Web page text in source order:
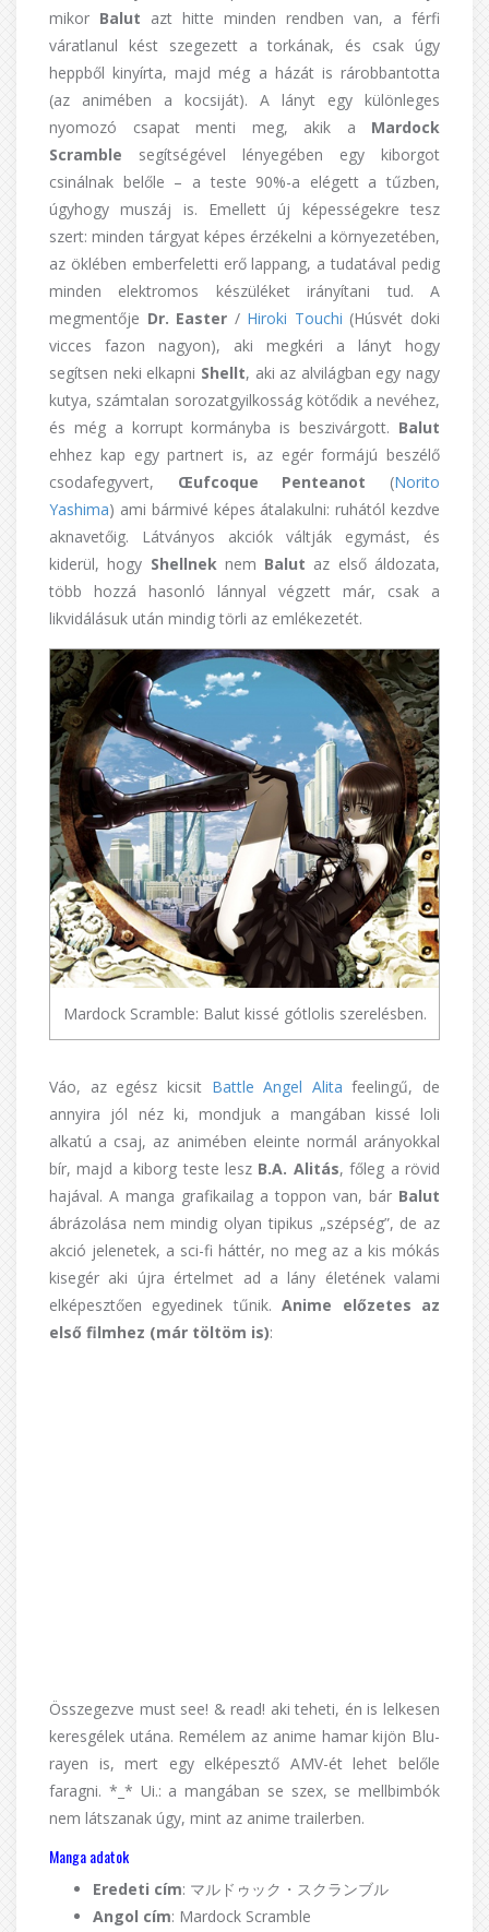
mikor Balut azt hitte minden rendben van, a férfi
váratlanul kést szegezett a torkának, és csak úgy
heppből kinyírta, majd még a házát is rárobbantotta
(az animében a kocsiját). A lányt egy különleges
nyomozó csapat menti meg, akik a Mardock
Scramble segítségével lényegében egy kiborgot
csinálnak belőle – a teste 90%-a elégett a tűzben,
úgyhogy muszáj is. Emellett új képességekre tesz
szert: minden tárgyat képes érzékelni a környezetében,
az öklében emberfeletti erő lappang, a tudatával pedig
minden elektromos készüléket irányítani tud. A
megmentője Dr. Easter / Hiroki Touchi (Húsvét doki
vicces fazon nagyon), aki megkéri a lányt hogy
segítsen neki elkapni Shellt, aki az alvilágban egy nagy
kutya, számtalan sorozatgyilkosság kötődik a nevéhez,
és még a korrupt kormányba is beszivárgott. Balut
ehhez kap egy partnert is, az egér formájú beszélő
csodafegyvert, Œufcoque Penteanot (Norito
Yashima) ami bármivé képes átalakulni: ruhától kezdve
aknavetőig. Látványos akciók váltják egymást, és
kiderül, hogy Shellneknem Balut az első áldozata,
több hozzá hasonló lánnyal végzett már, csak a
likvidálásuk után mindig törli az emlékezetét.
Mardock Scramble: Balut kissé gótlolis szerelésben.
Váo, az egész kicsit Battle Angel Alita feelingű, de
annyira jól néz ki, mondjuk a mangában kissé loli
alkatú a csaj, az animében eleinte normál arányokkal
bír, majd a kiborg teste lesz B.A. Alitás, főleg a rövid
hajával. A manga grafikailag a toppon van, bár Balut
ábrázolása nem mindig olyan tipikus „szépség”, de az
akció jelenetek, a sci-fi háttér, no meg az a kis mókás
kisegér aki újra értelmet ad a lány életének valami
elképesztően egyedinek tűnik. Anime előzetes az
első filmhez (már töltöm is):
Összegezve must see! & read! aki teheti, én is lelkesen
keresgélek utána. Remélem az anime hamar kijön Blu-
rayen is, mert egy elképesztő AMV-ét lehet belőle
faragni. *_* Ui.: a mangában se szex, se mellbimbók
nem látszanak úgy, mint az anime trailerben.
Manga adatok
Eredeti cím: マルドゥック・スクランブル
Angol cím: Mardock Scramble